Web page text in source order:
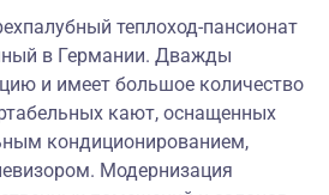
теплоход-пансионат
в Германии. Дважды
и имеет большое количество
кают, оснащенных
кондиционированием,
Модернизация